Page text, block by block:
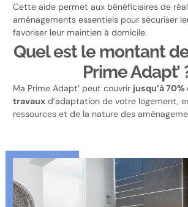
Cette aide permet aux bénéficiaires de
aménagements essentiels pour sécuriser
favoriser leur maintien à domicile.
Quel est le montant
Prime Adapt’
Ma Prime Adapt’ peut couvrir jusqu’à
travaux d’adaptation de votre logement,
ressources et de la nature des